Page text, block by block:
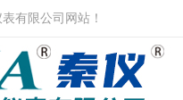
有限公司网站！